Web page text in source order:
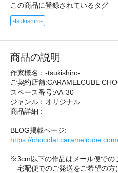
この商品に登録されているタグ
-tsukishiro-
商品の説明
作家様名：-tsukishiro-
ご契約店舗:CARAMELCUBE
スペース番号:AA-30
ジャンル：オリジナル
商品詳細：
BLOG掲載ページ:
https://
※3cm以下の作品はメール便での
宅配便でのご発送をご希望の方